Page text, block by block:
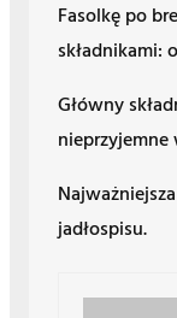
Fasolkę po
składnikami:
Główny
nieprzyjemne
jadłospisu.